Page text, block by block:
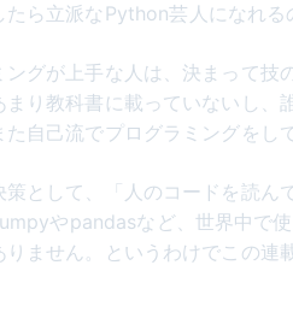
たら立派なPython芸人になれる
ングが上手な人は、決まって技
まり教科書に載っていないし、
た自己流でプログラミングを
策として、「人のコードを読
やpandasなど、世界中で
りません。というわけでこの連